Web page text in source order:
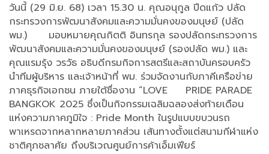
วันนี้ (29 มิ.ย. 68) เวลา 15.30 น. คุณอนุกูล ปีดแก้ว ปลัด
กระทรวงการพัฒนาสังคมและความมั่นคงของมนุษย์ (ปลัด
พม.) มอบหมายคุณกิตติ อินทรกุล รองปลัดกระทรวงการ
พัฒนาสังคมและความมั่นคงของมนุษย์ (รองปลัด พม.) และ
คุณแรมรุ้ง วรวัธ อธิบดีกรมกิจการสตรีและสถาบันครอบครัว
นำทีมผู้บริหาร และเจ้าหน้าที่ พม. ร่วมจัดงานกับภาคีเครือข่าย
ภาคธุรกิจเอกชน ภายใต้ชื่องาน “LOVE PRIDE PARADE
BANGKOK 2025 ซึ่งเป็นกิจกรรมเฉลิมฉลองส่งท้ายเดือน
แห่งความภาคภูมิใจ : Pride Month ในรูปแบบขบวนรถ
พาเหรดจากหลากหลายภาคส่วน เส้นทางตั้งแต่สนามกีฬาแห่ง
ชาติศุภชลาศัย ถึงบริเวณศูนย์การค้าเอ็มเฟียร์